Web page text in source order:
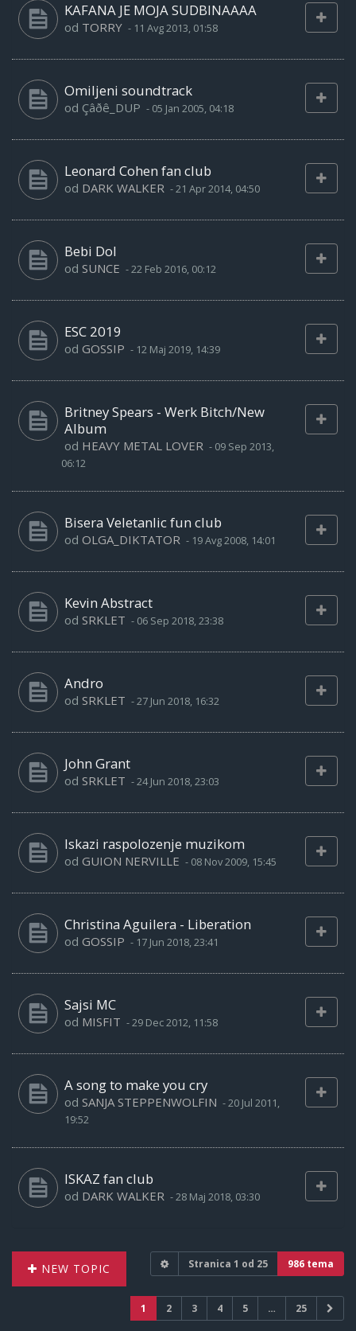
KAFANA JE MOJA SUDBINAAAA
od TORRY - 11 Avg 2013, 01:58
Omiljeni soundtrack
od Çâðê_DUP - 05 Jan 2005, 04:18
Leonard Cohen fan club
od DARK WALKER -21 Apr 2014, 04:50
Bebi Dol
od SUNCE -22 Feb 2016, 00:12
ESC 2019
od GOSSIP - 12 Maj 2019, 14:39
Britney Spears - Werk Bitch/New
Album
od HEAVY METAL LOVER - 09 Sep 2013,
06:12
Bisera Veletanlic fun club
od OLGA_DIKTATOR - 19 Avg 2008, 14:01
Kevin Abstract
od SRKLET - 06 Sep 2018, 23:38
Andro
od SRKLET -27 Jun 2018, 16:32
John Grant
od SRKLET -24 Jun 2018, 23:03
Iskazi raspolozenje muzikom
od GUION NERVILLE - 08 Nov 2009, 15:45
Christina Aguilera - Liberation
od GOSSIP - 17 Jun 2018, 23:41
Sajsi MC
od MISFIT -29 Dec 2012, 11:58
A song to make you cry
od SANJA STEPPENWOLFIN -20 Jul 2011,
19:52
ISKAZ fan club
od DARK WALKER -28 Maj 2018, 03:30
NEW TOPIC Stranica 1 od 25 986 tema
1 2 3 4 5 … 25